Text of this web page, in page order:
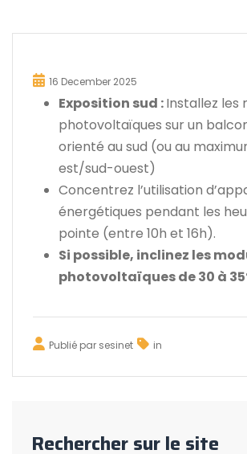
16 December 2025
Exposition sud :Installez les
photovoltaïques sur un
orienté au sud (ou au
est/sud-ouest)
Concentrez l’utilisation
énergétiques pendant les
pointe (entre 10h et 16h).
Si possible, inclinez les
photovoltaïques de 30 à
Publié par sesinet in
Rechercher sur le site